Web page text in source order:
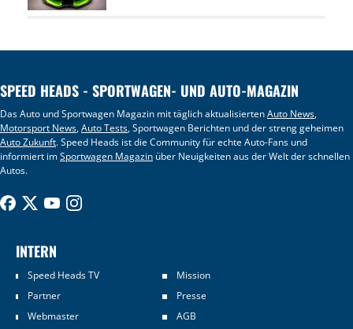
SPEED HEADS - SPORTWAGEN- UND AUTO-MAGAZIN
Das Auto und Sportwagen Magazin mit täglich aktualisiertenAuto News,
Motorsport News,Auto Tests, Sportwagen Berichten und der streng geheimen
Auto Zukunft. Speed Heads ist die Community für echte Auto-Fans und
informiert imSportwagen Magazin über Neuigkeiten aus der Welt der schnellen
Autos.
INTERN
Speed Heads TV
Mission
Partner
Presse
Webmaster
AGB